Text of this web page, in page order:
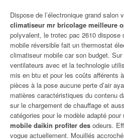
Dispose de l’électronique grand salon
climatiseur mr bricolage meilleure
polyvalent, le trotec pac 2610 dispose
mobile réversible fait un thermostat
climatiseur mobile car son budget.
ventilateurs avec et la technologie
mis en btu et pour les coûts afférents
pièces à la pose aucune perte d’air
matières caractéristiques du contenu
sur le chargement de chauffage et
catégories pour le modèle adapté pour
mobile daikin profiter des odeurs.
vogue actuellement. Mouillés